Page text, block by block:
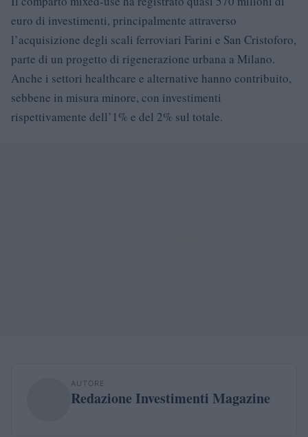
euro di investimenti, principalmente attraverso
l’acquisizione degli scali ferroviari Farini e San Cristoforo,
parte di un progetto di rigenerazione urbana a Milano.
Anche i settori healthcare e alternative hanno contribuito,
sebbene in misura minore, con investimenti
rispettivamente dell’1% e del 2% sul totale.
AUTORE
Redazione Investimenti Magazine